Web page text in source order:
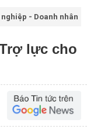
nghiệp - Doanh nhân
lực cho